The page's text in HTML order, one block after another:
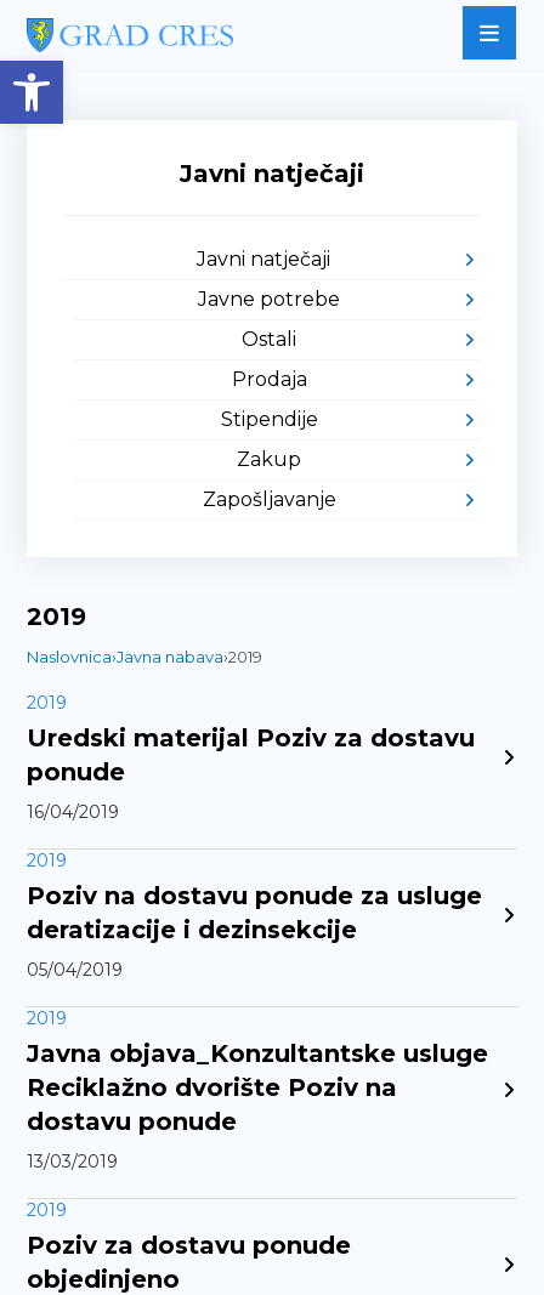
Open toolbar
Javni natječaji
Javni natječaji
Javne potrebe
Ostali
Prodaja
Stipendije
Zakup
Zapošljavanje
2019
Naslovnica›Javna nabava›2019
2019
Uredski materijal Poziv za dostavu
ponude
16/04/2019
2019
Poziv na dostavu ponude za usluge
deratizacije i dezinsekcije
05/04/2019
2019
Javna objava_Konzultantske usluge
Reciklažno dvorište Poziv na
dostavu ponude
13/03/2019
2019
Poziv za dostavu ponude
objedinjeno